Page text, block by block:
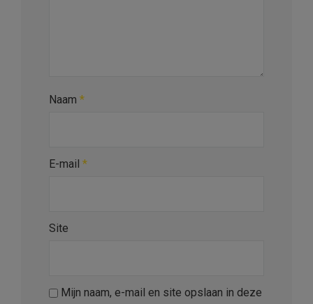
Naam *
E-mail *
Site
Mijn naam, e-mail en site opslaan in deze